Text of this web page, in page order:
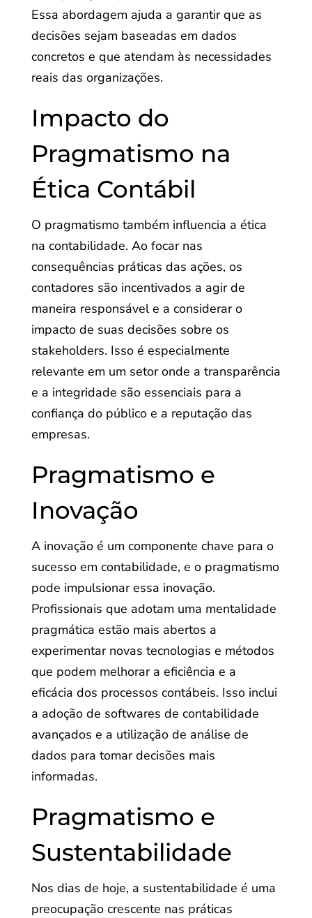
Essa abordagem ajuda a garantir que as
decisões sejam baseadas em dados
concretos e que atendam às necessidades
reais das organizações.
Impacto do
Pragmatismo na
Ética Contábil
O pragmatismo também influencia a ética
na contabilidade. Ao focar nas
consequências práticas das ações, os
contadores são incentivados a agir de
maneira responsável e a considerar o
impacto de suas decisões sobre os
stakeholders. Isso é especialmente
relevante em um setor onde a transparência
e a integridade são essenciais para a
confiança do público e a reputação das
empresas.
Pragmatismo e
Inovação
A inovação é um componente chave para o
sucesso em contabilidade, e o pragmatismo
pode impulsionar essa inovação.
Profissionais que adotam uma mentalidade
pragmática estão mais abertos a
experimentar novas tecnologias e métodos
que podem melhorar a eficiência e a
eficácia dos processos contábeis. Isso inclui
a adoção de softwares de contabilidade
avançados e a utilização de análise de
dados para tomar decisões mais
informadas.
Pragmatismo e
Sustentabilidade
Nos dias de hoje, a sustentabilidade é uma
preocupação crescente nas práticas